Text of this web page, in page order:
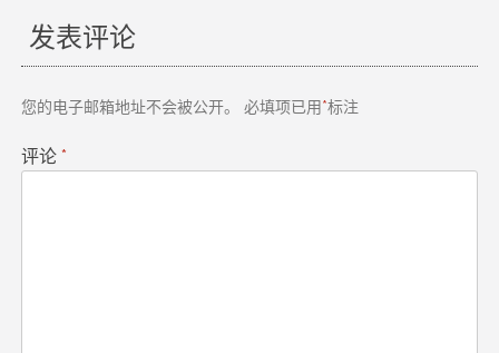
章
导
发表评论
您的电子邮箱地址不会被公开。 必填项已用*标注
评论 *